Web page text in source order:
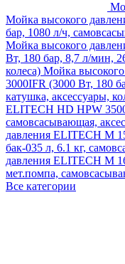
Мойка высокого
бар, 1080 л/ч,
Мойка высокого
Вт, 180 бар, 8,7 л/мин,
колеса) Мойка
3000IFR (3000 Вт, 180
катушка, аксессуары,
ELITECH HD HPW
самовсасывающая,
давления ELITECH M
бак-035 л, 6.1 кг,
давления ELITECH М
мет.помпа,
Все категории